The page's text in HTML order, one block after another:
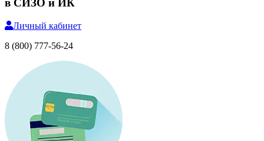
в СИЗО и ИК
Личный кабинет
8 (800) 777-56-24